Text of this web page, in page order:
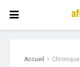
Accueil Chronique